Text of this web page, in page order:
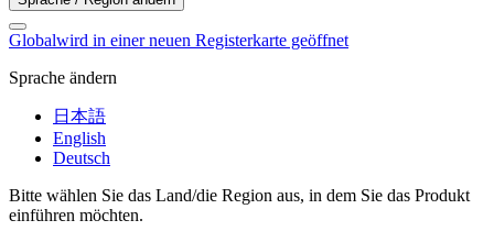
Globalwird in einer neuen Registerkarte geöffnet
Sprache ändern
日本語
English
Deutsch
Bitte wählen Sie das Land/die Region aus, in dem Sie das Produkt
einführen möchten.